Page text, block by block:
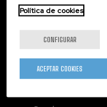
Subscribe to our
nanoGUNE
Investigación
Formación
Política de cookies
CONFIGURAR
ACEPTAR COOKIES